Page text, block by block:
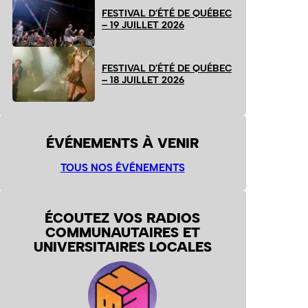
FESTIVAL D’ÉTÉ DE QUÉBEC
– 19 JUILLET 2026
FESTIVAL D’ÉTÉ DE QUÉBEC
– 18 JUILLET 2026
ÉVÉNEMENTS À VENIR
TOUS NOS ÉVÉNEMENTS
ÉCOUTEZ VOS RADIOS
COMMUNAUTAIRES ET
UNIVERSITAIRES LOCALES